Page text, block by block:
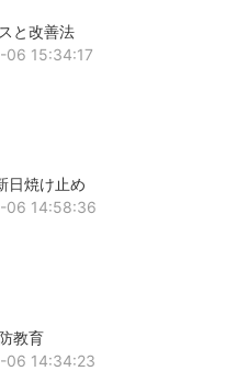
と改善法
15:34:17
日焼け止め
06 14:58:36
教育
06 14:34:23